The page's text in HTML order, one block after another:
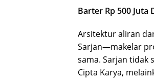
Barter Rp 500 Juta
Arsitektur aliran
Sarjan—makelar
sama. Sarjan tidak
Cipta Karya,